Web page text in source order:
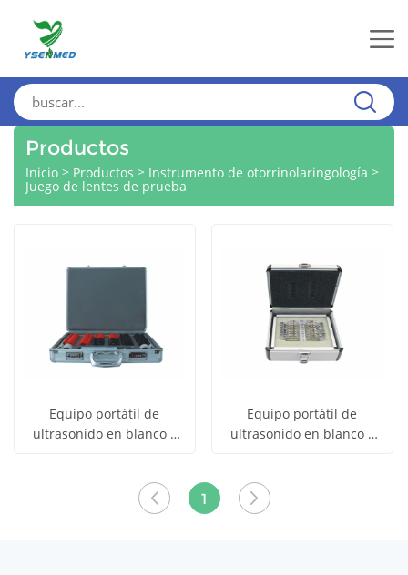
Productos
Inicio > Productos > Instrumento de otorrinolaringología >
Juego de lentes de prueba
precio
Equipo portátil de
ultrasonido en blanco y
los
productos
Equipo portátil de
ultrasonido en blanco y
1